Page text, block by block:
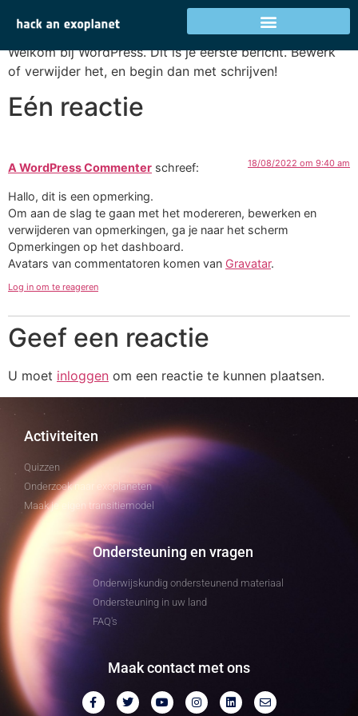
Hallo wereld!
Welkom bij WordPress. Dit is je eerste bericht. Bewerk
of verwijder het, en begin dan met schrijven!
Eén reactie
A WordPress Commenter schreef: 18/08/2022 om 9:40 am
Hallo, dit is een opmerking.
Om aan de slag te gaan met het modereren, bewerken en
verwijderen van opmerkingen, ga je naar het scherm
Opmerkingen op het dashboard.
Avatars van commentatoren komen van Gravatar.
Log in om te reageren
Geef een reactie
U moet inloggen om een reactie te kunnen plaatsen.
Activiteiten
Quizzen
Onderzoek naar exoplaneten
Maak je eigen transitiemodel
Ondersteuning en vragen
Onderwijskundig ondersteunend materiaal
Ondersteuning in uw land
FAQ's
Maak contact met ons